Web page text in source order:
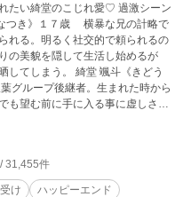
たい綺堂のこじれ愛♡ 過激シーン
れる。明るく社交的で頼られるの
の美貌を隠して生活し始めるが
綺堂 颯斗《きどう
ループ後継者。生まれた時から
も望む前に手に入る事に虚しさを
。王者然としていていつも上から
強くセフレは沢山。誰の事も特別
に入らないモノ夏生を前に戸惑
31,455件
け
ハッピーエンド